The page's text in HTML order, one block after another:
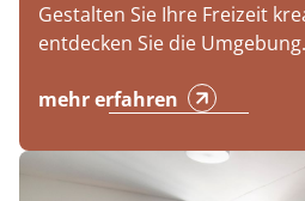
Gestalten Sie Ihre Freizeit
entdecken Sie die Umgebung.
mehr erfahren